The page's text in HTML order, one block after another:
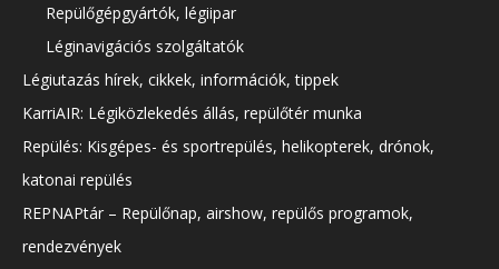
Repülőgépgyártók, légiipar
Léginavigációs szolgáltatók
Légiutazás hírek, cikkek, információk, tippek
KarriAIR: Légiközlekedés állás, repülőtér munka
Repülés: Kisgépes- és sportrepülés, helikopterek, drónok,
katonai repülés
REPNAPtár – Repülőnap, airshow, repülős programok,
rendezvények